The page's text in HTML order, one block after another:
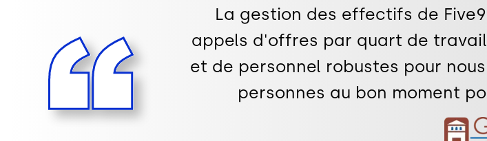
La gestion des effectifs de
appels d'offres par quart de
et de personnel robustes pour
personnes au bon moment
Image